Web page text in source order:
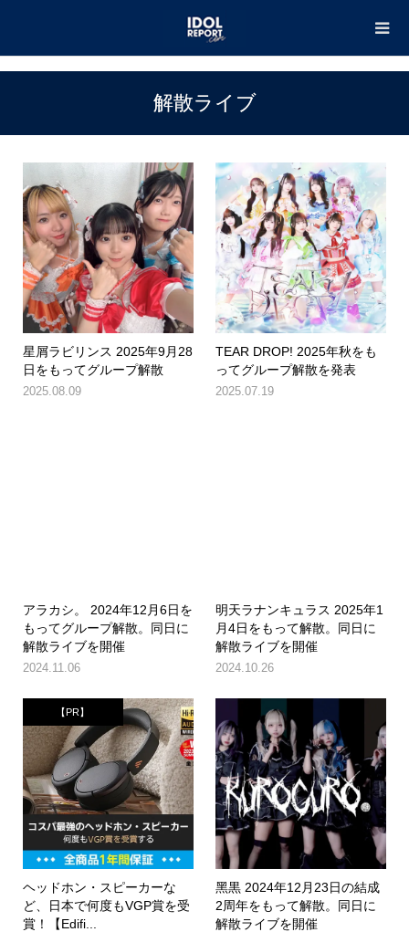
解散ライブ
星屑ラビリンス 2025年9月28
日をもってグループ解散
2025.08.09
TEAR DROP! 2025年秋をも
ってグループ解散を発表
2025.07.19
アラカシ。 2024年12月6日を
もってグループ解散。同日に
解散ライブを開催
2024.11.06
明天ラナンキュラス 2025年1
月4日をもって解散。同日に
解散ライブを開催
2024.10.26
【PR】
ヘッドホン・スピーカーな
ど、日本で何度もVGP賞を受
賞！【Edifi...
黑黒 2024年12月23日の結成
2周年をもって解散。同日に
解散ライブを開催